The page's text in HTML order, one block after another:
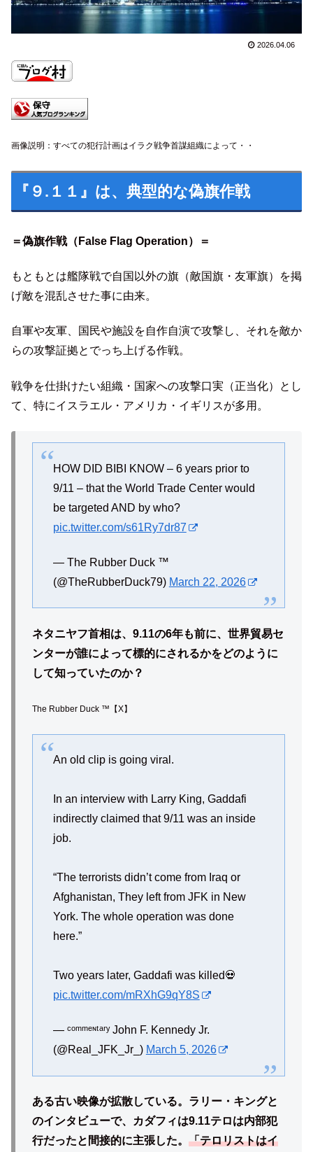
2026.04.06
画像説明：すべての犯行計画はイラク戦争首謀組織によって・・
『９.１１』は、典型的な偽旗作戦
＝偽旗作戦（False Flag Operation）＝
もともとは艦隊戦で自国以外の旗（敵国旗・友軍旗）を掲
げ敵を混乱させた事に由来。
自軍や友軍、国民や施設を自作自演で攻撃し、それを敵か
らの攻撃証拠とでっち上げる作戦。
戦争を仕掛けたい組織・国家への攻撃口実（正当化）とし
て、特にイスラエル・アメリカ・イギリスが多用。
HOW DID BIBI KNOW – 6 years prior to
9/11 – that the World Trade Center would
be targeted AND by who?
pic.twitter.com/s61Ry7dr87
— The Rubber Duck ™
(@TheRubberDuck79) March 22, 2026
ネタニヤフ首相は、9.11の6年も前に、世界貿易セ
ンターが誰によって標的にされるかをどのように
して知っていたのか？
The Rubber Duck ™【X】
An old clip is going viral.
In an interview with Larry King, Gaddafi
indirectly claimed that 9/11 was an inside
job.
“The terrorists didn’t come from Iraq or
Afghanistan, They left from JFK in New
York. The whole operation was done
here.”
Two years later, Gaddafi was killed💀
pic.twitter.com/mRXhG9qY8S
— ᶜᵒᵐᵐᵉᶰᵗᵃʳʸ John F. Kennedy Jr.
(@Real_JFK_Jr_) March 5, 2026
ある古い映像が拡散している。ラリー・キングと
のインタビューで、カダフィは9.11テロは内部犯
行だったと間接的に主張した。 「テロリストはイ